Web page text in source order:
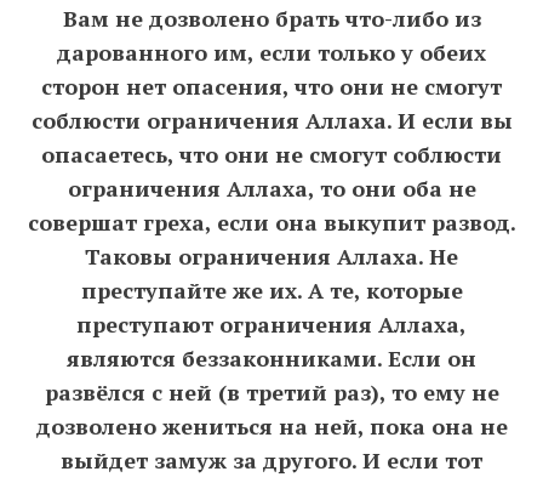
Вам не дозволено брать что-либо из
дарованного им, если только у обеих
сторон нет опасения, что они не смогут
соблюсти ограничения Аллаха. И если вы
опасаетесь, что они не смогут соблюсти
ограничения Аллаха, то они оба не
совершат греха, если она выкупит развод.
Таковы ограничения Аллаха. Не
преступайте же их. А те, которые
преступают ограничения Аллаха,
являются беззаконниками. Если он
развёлся с ней (в третий раз), то ему не
дозволено жениться на ней, пока она не
выйдет замуж за другого. И если тот